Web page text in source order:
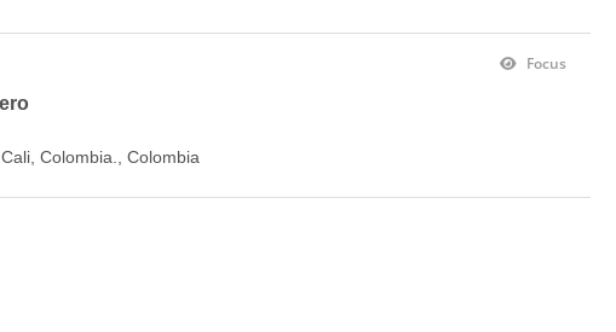
Focus
Colombia., Colombia